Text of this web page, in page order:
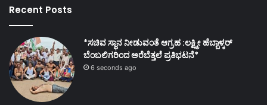
Recent Posts
*ಸಚಿವ ಸ್ಥಾನ ನೀಡುವಂತೆ ಆಗ್ರಹ :ಲಕ್ಷ್ಮೀ ಹೆಬ್ಬಾಳ್ಕರ್
ಬೆಂಬಲಿಗರಿಂದ ಅರೆಬೆತ್ತಲೆ ಪ್ರತಿಭಟನೆ*
6 seconds ago